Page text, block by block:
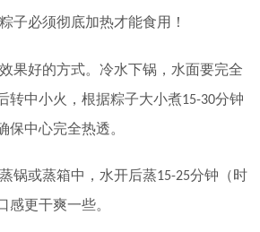
子必须彻底加热才能食用！
果好的方式。冷水下锅，水面要完全
转中小火，根据粽子大小煮15-30分钟
保中心完全热透。
锅或蒸箱中，水开后蒸15-25分钟（时
感更干爽一些。